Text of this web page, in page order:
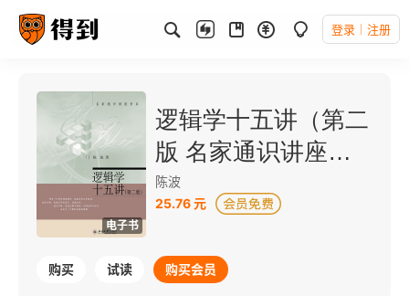
登录 注册
电子书
逻辑学十五讲（第二
版 名家通识讲座书
系）
陈波
25.76 元
购买 试读 购买会员